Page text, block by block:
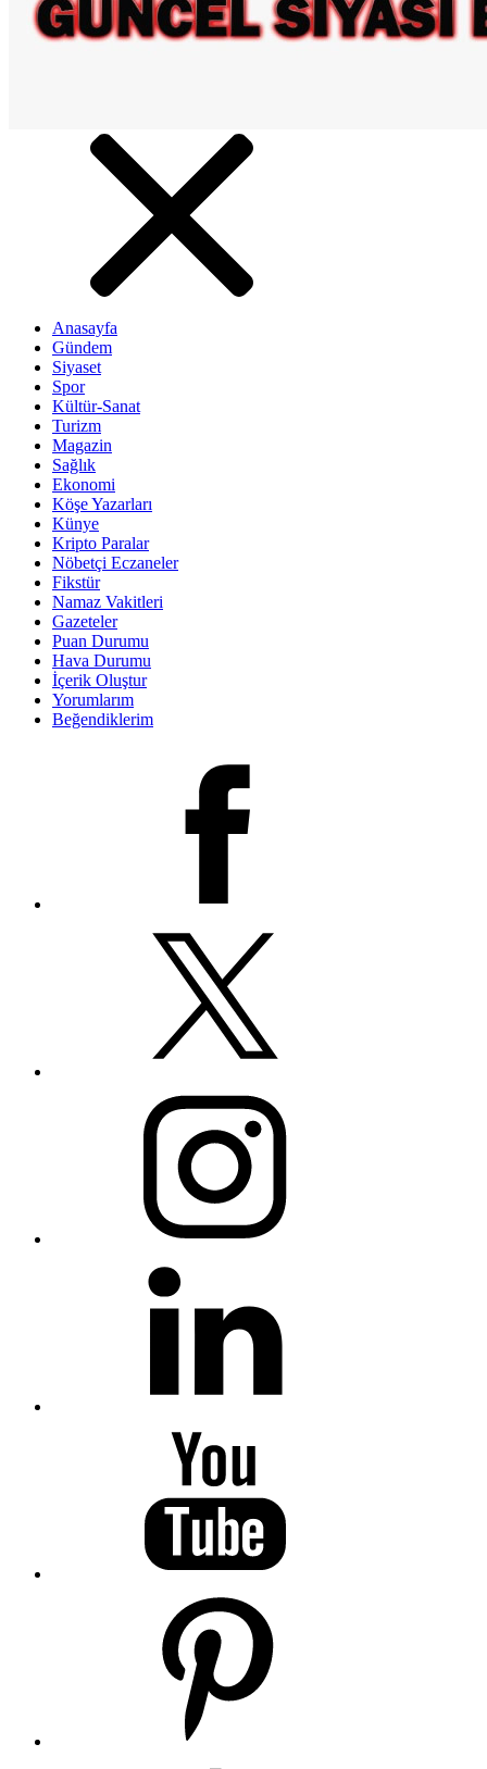
Anasayfa
Gündem
Siyaset
Spor
Kültür-Sanat
Turizm
Magazin
Sağlık
Ekonomi
Köşe Yazarları
Künye
Kripto Paralar
Nöbetçi Eczaneler
Fikstür
Namaz Vakitleri
Gazeteler
Puan Durumu
Hava Durumu
İçerik Oluştur
Yorumlarım
Beğendiklerim